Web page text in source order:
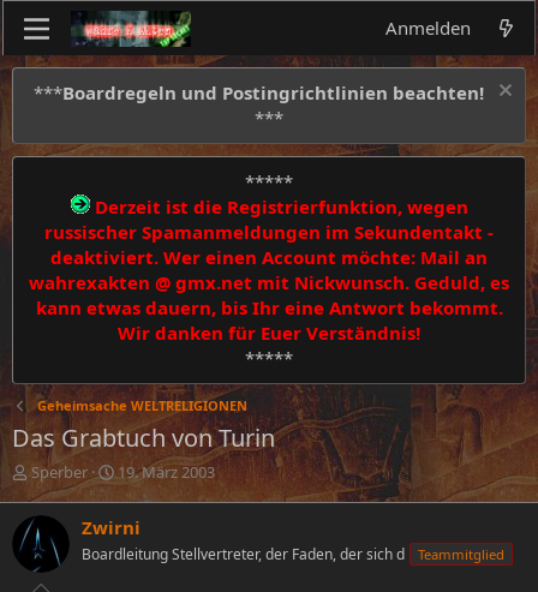
Anmelden
***Boardregeln und Postingrichtlinien beachten!
***
*****
Derzeit ist die Registrierfunktion, wegen
russischer Spamanmeldungen im Sekundentakt -
deaktiviert. Wer einen Account möchte: Mail an
wahrexakten @ gmx.net mit Nickwunsch. Geduld, es
kann etwas dauern, bis Ihr eine Antwort bekommt.
Wir danken für Euer Verständnis!
*****
Geheimsache WELTRELIGIONEN
Das Grabtuch von Turin
E
s
t
e
Sperber
E
t
e
19. März 2003
Zwirni
Boardleitung Stellvertreter, der Faden, der sich d Teammitglied